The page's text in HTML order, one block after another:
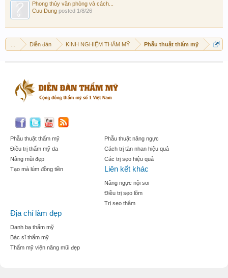
Phong thủy văn phòng và cách...
Cuu Dung posted 1/8/26
Diễn đàn KINH NGHIỆM THẨM MỸ Phẫu thuật thẩm mỹ
Phẫu thuật thẩm mỹ
Điều trị thẩm mỹ da
Nâng mũi đẹp
Tạo mà lúm đồng tiền
Phẫu thuật nâng ngực
Cách trị tàn nhan hiệu quả
Các trị sẹo hiệu quả
Liên kết khác
Nâng ngực nội soi
Điều trị sẹo lõm
Trị sẹo thâm
Địa chỉ làm đẹp
Danh bạ thẩm mỹ
Bác sĩ thẩm mỹ
Thẩm mỹ viện nâng mũi đẹp